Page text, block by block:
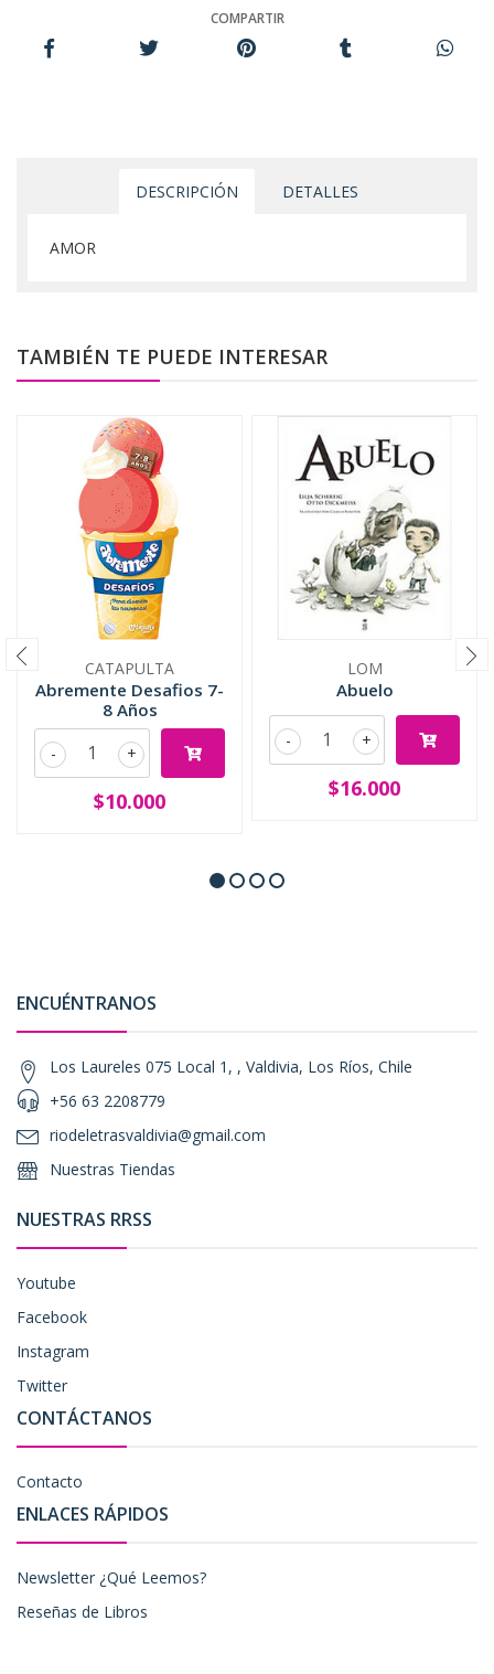
COMPARTIR
DESCRIPCIÓN DETALLES
AMOR
TAMBIÉN TE PUEDE INTERESAR
CATAPULTA
Abremente Desafios 7-
8 Años
+
-
$10.000
LOM
Abuelo
+
-
$16.000
ENCUÉNTRANOS
Los Laureles 075 Local 1, , Valdivia, Los Ríos, Chile
+56 63 2208779
riodeletrasvaldivia@gmail.com
Nuestras Tiendas
NUESTRAS RRSS
Youtube
Facebook
Instagram
Twitter
CONTÁCTANOS
Contacto
ENLACES RÁPIDOS
Newsletter ¿Qué Leemos?
Reseñas de Libros